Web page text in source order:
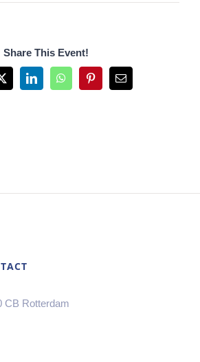
Share This Event!
X LinkedInWhatsAppPinterestEmail
CB Rotterdam